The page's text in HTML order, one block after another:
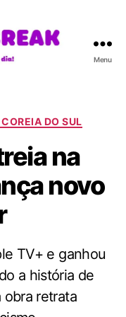
Menu
DO SUL
na
novo
TV+ e ganhou
a história de
obra retrata